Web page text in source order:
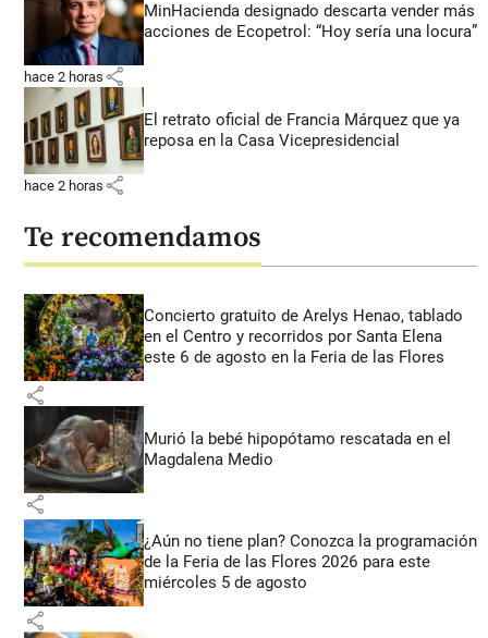
MinHacienda designado descarta vender más
acciones de Ecopetrol: “Hoy sería una locura”
hace 2 horas share
El retrato oficial de Francia Márquez que ya
reposa en la Casa Vicepresidencial
hace 2 horas share
Te recomendamos
Concierto gratuito de Arelys Henao, tablado
en el Centro y recorridos por Santa Elena
este 6 de agosto en la Feria de las Flores
share
Murió la bebé hipopótamo rescatada en el
Magdalena Medio
share
¿Aún no tiene plan? Conozca la programación
de la Feria de las Flores 2026 para este
miércoles 5 de agosto
share